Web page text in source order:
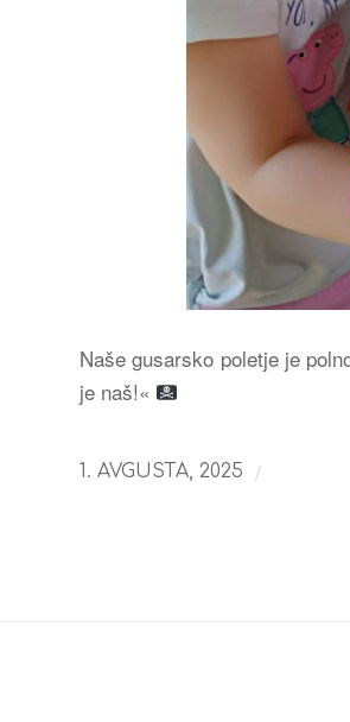
Naše gusarsko poletje je
je naš!«
1. AVGUSTA, 2025 /